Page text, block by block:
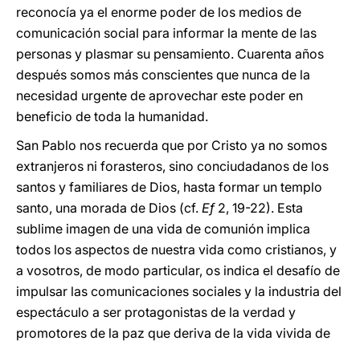
reconocía ya el enorme poder de los medios de
comunicación social para informar la mente de las
personas y plasmar su pensamiento. Cuarenta años
después somos más conscientes que nunca de la
necesidad urgente de aprovechar este poder en
beneficio de toda la humanidad.
San Pablo nos recuerda que por Cristo ya no somos
extranjeros ni forasteros, sino conciudadanos de los
santos y familiares de Dios, hasta formar un templo
santo, una morada de Dios (cf. Ef 2, 19-22). Esta
sublime imagen de una vida de comunión implica
todos los aspectos de nuestra vida como cristianos, y
a vosotros, de modo particular, os indica el desafío de
impulsar las comunicaciones sociales y la industria del
espectáculo a ser protagonistas de la verdad y
promotores de la paz que deriva de la vida vivida de